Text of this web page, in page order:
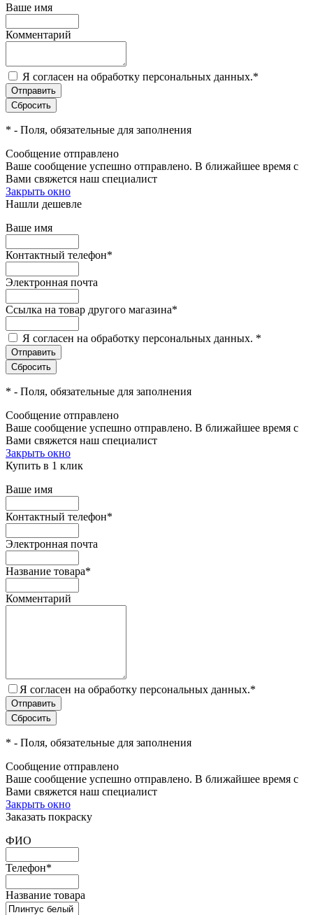
Ваше имя
Комментарий
Я согласен на обработку персональных данных.*
* - Поля, обязательные для заполнения
Сообщение отправлено
Ваше сообщение успешно отправлено. В ближайшее время с
Вами свяжется наш специалист
Закрыть окно
Нашли дешевле
Ваше имя
Контактный телефон*
Электронная почта
Ссылка на товар другого магазина*
Я согласен на обработку персональных данных. *
* - Поля, обязательные для заполнения
Сообщение отправлено
Ваше сообщение успешно отправлено. В ближайшее время с
Вами свяжется наш специалист
Закрыть окно
Купить в 1 клик
Ваше имя
Контактный телефон*
Электронная почта
Название товара*
Комментарий
Я согласен на обработку персональных данных.*
* - Поля, обязательные для заполнения
Сообщение отправлено
Ваше сообщение успешно отправлено. В ближайшее время с
Вами свяжется наш специалист
Закрыть окно
Заказать покраску
ФИО
Телефон*
Название товара